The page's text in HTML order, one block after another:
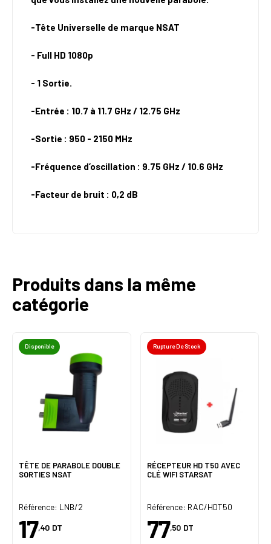
-Tête Universelle de marque NSAT
- Full HD 1080p
- 1 Sortie.
-Entrée : 10.7 à 11.7 GHz / 12.75 GHz
-Sortie : 950 - 2150 MHz
-Fréquence d’oscillation : 9.75 GHz / 10.6 GHz
-Facteur de bruit : 0,2 dB
Produits dans la même
catégorie
Disponible
TÊTE DE PARABOLE DOUBLE
SORTIES NSAT
Référence: LNB/2
17,40 DT
Rupture De Stock
RÉCEPTEUR HD T50 AVEC
CLÉ WIFI STARSAT
Référence: RAC/HDT50
77,50 DT